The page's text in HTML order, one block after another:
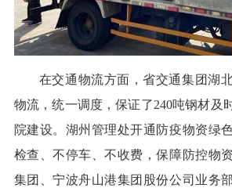
在交通物流方面，省交通集团湖
物流，统一调度，保证了240吨钢材及
院建设。湖州管理处开通防疫物资绿
检查、不停车、不收费，保障防控物
集团、宁波舟山港集团股份公司业务